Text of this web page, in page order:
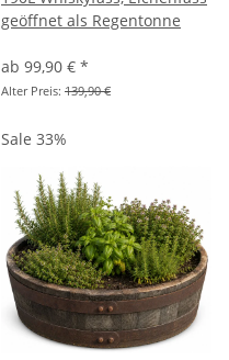
geöffnet als Regentonne
ab 99,90 € *
Alter Preis: 139,90 €
Sale 33%